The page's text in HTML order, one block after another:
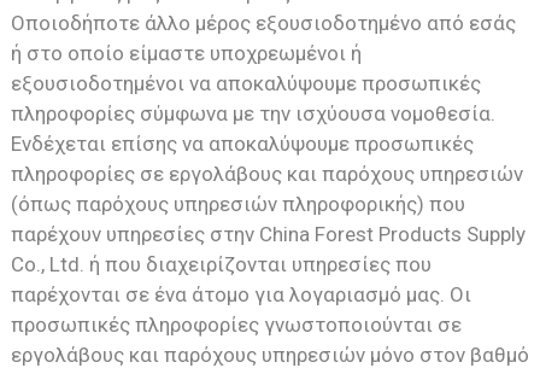
Οποιοδήποτε άλλο μέρος εξουσιοδοτημένο από εσάς
ή στο οποίο είμαστε υποχρεωμένοι ή
εξουσιοδοτημένοι να αποκαλύψουμε προσωπικές
πληροφορίες σύμφωνα με την ισχύουσα νομοθεσία.
Ενδέχεται επίσης να αποκαλύψουμε προσωπικές
πληροφορίες σε εργολάβους και παρόχους υπηρεσιών
(όπως παρόχους υπηρεσιών πληροφορικής) που
παρέχουν υπηρεσίες στην China Forest Products Supply
Co., Ltd. ή που διαχειρίζονται υπηρεσίες που
παρέχονται σε ένα άτομο για λογαριασμό μας. Οι
προσωπικές πληροφορίες γνωστοποιούνται σε
εργολάβους και παρόχους υπηρεσιών μόνο στον βαθμό